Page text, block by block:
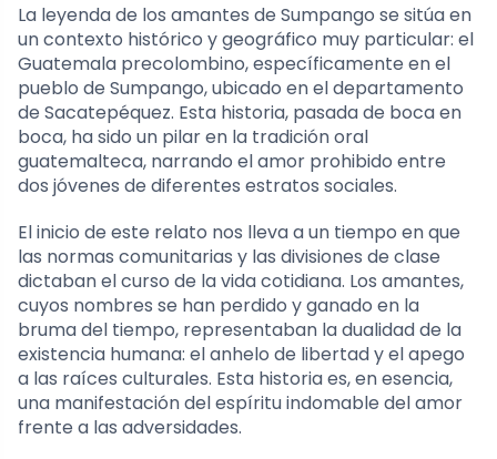
La leyenda de los amantes de Sumpango se sitúa en
un contexto histórico y geográfico muy particular: el
Guatemala precolombino, específicamente en el
pueblo de Sumpango, ubicado en el departamento
de Sacatepéquez. Esta historia, pasada de boca en
boca, ha sido un pilar en la tradición oral
guatemalteca, narrando el amor prohibido entre
dos jóvenes de diferentes estratos sociales.
El inicio de este relato nos lleva a un tiempo en que
las normas comunitarias y las divisiones de clase
dictaban el curso de la vida cotidiana. Los amantes,
cuyos nombres se han perdido y ganado en la
bruma del tiempo, representaban la dualidad de la
existencia humana: el anhelo de libertad y el apego
a las raíces culturales. Esta historia es, en esencia,
una manifestación del espíritu indomable del amor
frente a las adversidades.